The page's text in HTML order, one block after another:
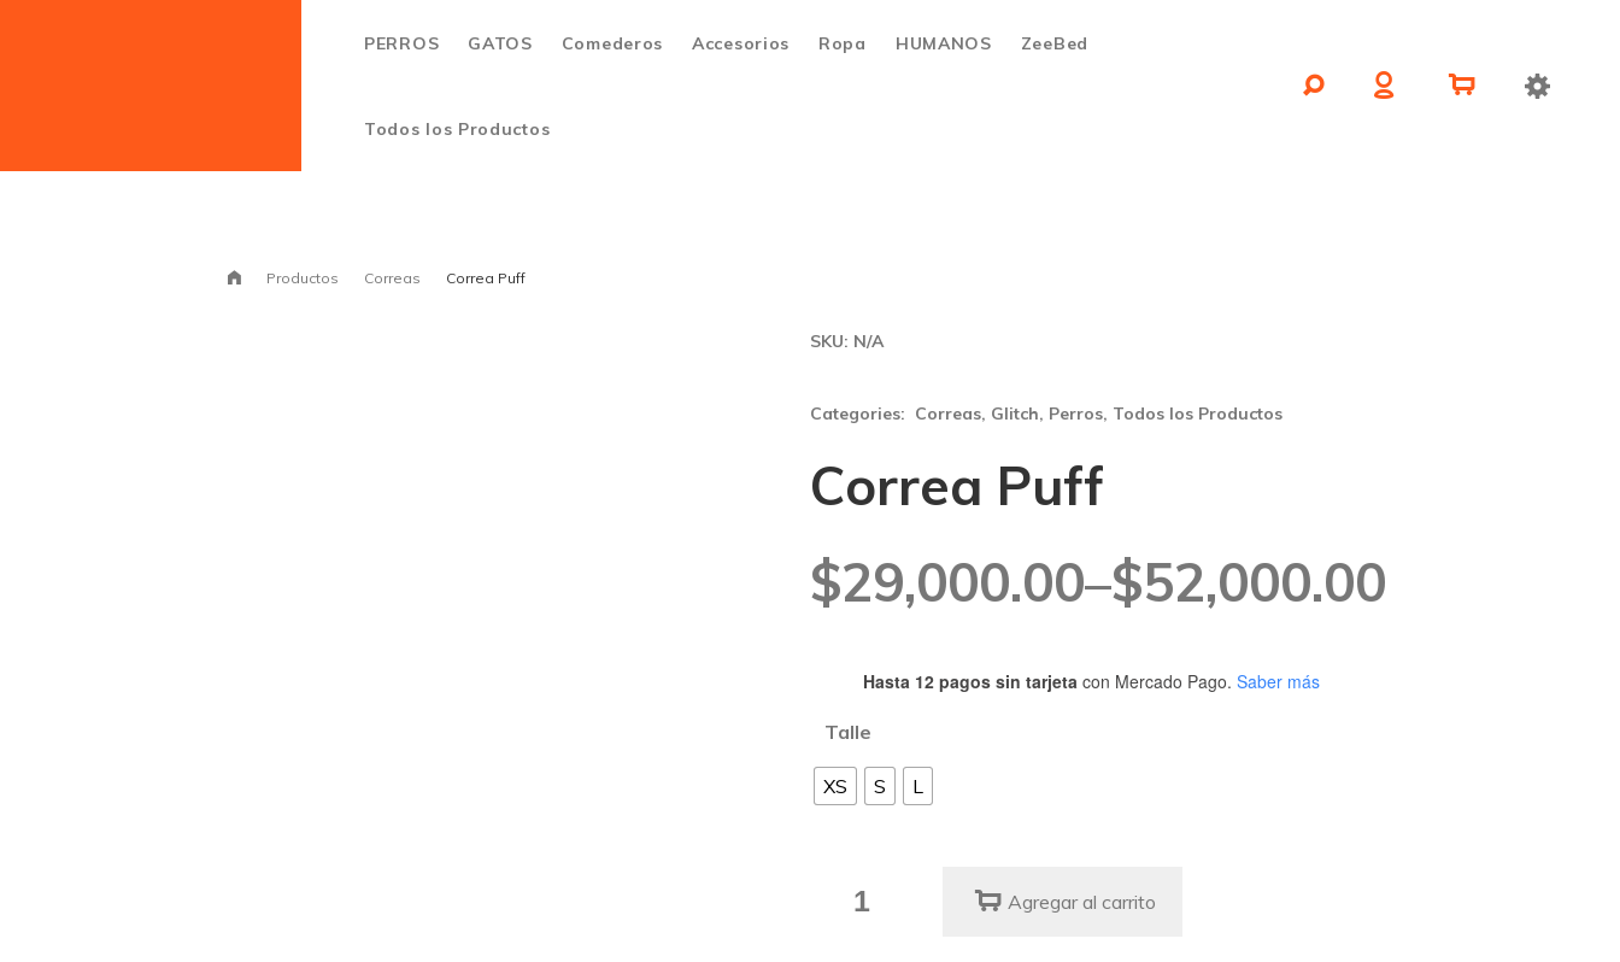
PERROS GATOS Comederos Accesorios Ropa HUMANOS ZeeBed
Todos los Productos
Productos Correas Correa Puff
SKU: N/A
Categories: Correas, Glitch, Perros, Todos los Productos
Correa Puff
$29,000.00–$52,000.00
Rango
precios:
desde
$29,000.00
$52,000.00
Hasta 12 pagos sin tarjeta con Mercado Pago. Saber más
Talle
XS S L
Agregar al carrito